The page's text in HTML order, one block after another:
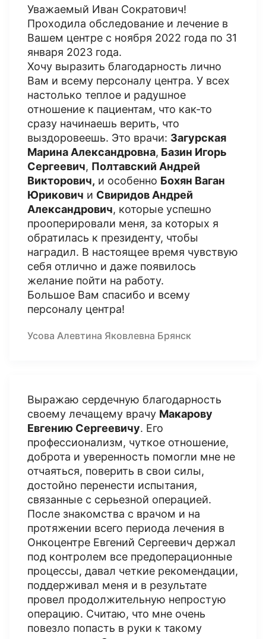
Уважаемый Иван Сократович!
Проходила обследование и лечение в
Вашем центре с ноября 2022 года по 31
января 2023 года.
Хочу выразить благодарность лично
Вам и всему персоналу центра. У всех
настолько теплое и радушное
отношение к пациентам, что как-то
сразу начинаешь верить, что
выздоровеешь. Это врачи: Загурская
Марина Александровна, Базин Игорь
Сергеевич, Полтавский Андрей
Викторович, и особенно Бохян Ваган
Юрикович и Свиридов Андрей
Александрович, которые успешно
прооперировали меня, за которых я
обратилась к президенту, чтобы
наградил. В настоящее время чувствую
себя отлично и даже появилось
желание пойти на работу.
Большое Вам спасибо и всему
персоналу центра!
Усова Алевтина Яковлевна Брянск
Выражаю сердечную благодарность
своему лечащему врачу Макарову
Евгению Сергеевичу. Его
профессионализм, чуткое отношение,
доброта и уверенность помогли мне не
отчаяться, поверить в свои силы,
достойно перенести испытания,
связанные с серьезной операцией.
После знакомства с врачом и на
протяжении всего периода лечения в
Онкоцентре Евгений Сергеевич держал
под контролем все предоперационные
процессы, давал четкие рекомендации,
поддерживал меня и в результате
провел продолжительную непростую
операцию. Считаю, что мне очень
повезло попасть в руки к такому